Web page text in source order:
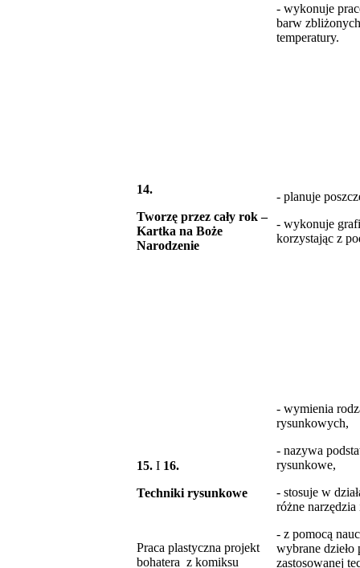
- wykonuje
barw
temperatury.
14.
Tworzę przez cały rok –
Kartka na Boże
Narodzenie
- planuje
- wykonuje
korzystając z
15. I 16.
Techniki rysunkowe
Praca plastyczna projekt
bohatera z komiksu
- wymienia
rysunkowych,
- nazywa
rysunkowe,
- stosuje w
różne
- z pomocą
wybrane dzieło
zastosowanej